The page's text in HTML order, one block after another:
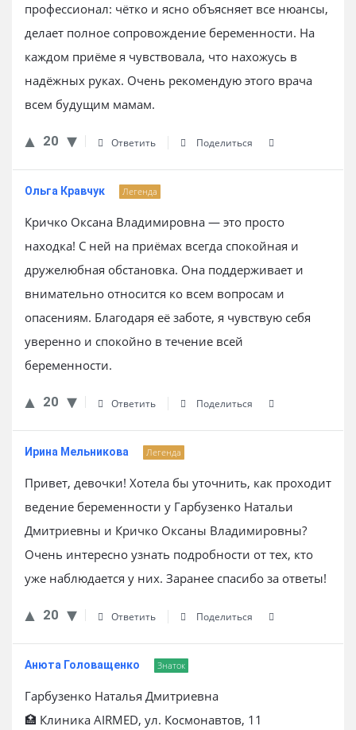
профессионал: чётко и ясно объясняет все нюансы,
делает полное сопровождение беременности. На
каждом приёме я чувствовала, что нахожусь в
надёжных руках. Очень рекомендую этого врача
всем будущим мамам.
20 Ответить Поделиться
Ольга Кравчук Легенда
Кричко Оксана Владимировна — это просто
находка! С ней на приёмах всегда спокойная и
дружелюбная обстановка. Она поддерживает и
внимательно относится ко всем вопросам и
опасениям. Благодаря её заботе, я чувствую себя
уверенно и спокойно в течение всей
беременности.
20 Ответить Поделиться
Ирина Мельникова Легенда
Привет, девочки! Хотела бы уточнить, как проходит
ведение беременности у Гарбузенко Натальи
Дмитриевны и Кричко Оксаны Владимировны?
Очень интересно узнать подробности от тех, кто
уже наблюдается у них. Заранее спасибо за ответы!
20 Ответить Поделиться
Анюта Головащенко Знаток
Гарбузенко Наталья Дмитриевна
🏥 Клиника AIRMED, ул. Космонавтов, 11